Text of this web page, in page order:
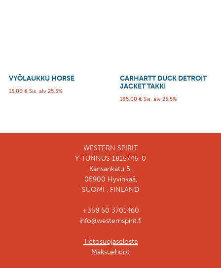
VYÖLAUKKU HORSE
15,00 € Sis. alv 25,5%
CARHARTT DUCK DETROIT
JACKET TAKKI
185,00 € Sis. alv 25,5%
WESTERN SPIRIT
Y-TUNNUS 1815746-0
Kansankatu 5,
05900 Hyvinkää,
SUOMI , FINLAND
+358 50 3701460
info@westernspirit.fi
Tietosuojaseloste
Maksuehdot